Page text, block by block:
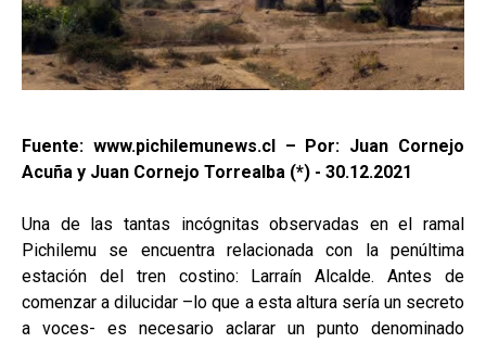
Fuente: www.pichilemunews.cl – Por: Juan Cornejo
Acuña y Juan Cornejo Torrealba (*) - 30.12.2021
Una de las tantas incógnitas observadas en el ramal
Pichilemu se encuentra relacionada con la penúltima
estación del tren costino: Larraín Alcalde. Antes de
comenzar a dilucidar –lo que a esta altura sería un secreto
a voces- es necesario aclarar un punto denominado